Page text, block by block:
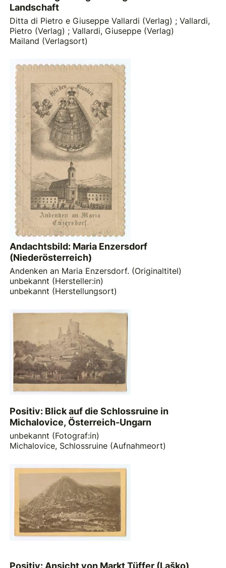
Landschaft
Ditta di Pietro e Giuseppe Vallardi (Verlag) ;Vallardi,
Pietro (Verlag) ;Vallardi, Giuseppe (Verlag)
Mailand (Verlagsort)
Andachtsbild: Maria Enzersdorf
(Niederösterreich)
Andenken an Maria Enzersdorf. (Originaltitel)
unbekannt (Hersteller:in)
unbekannt (Herstellungsort)
Positiv: Blick auf die Schlossruine in
Michalovice, Österreich-Ungarn
unbekannt (Fotograf:in)
Michalovice, Schlossruine (Aufnahmeort)